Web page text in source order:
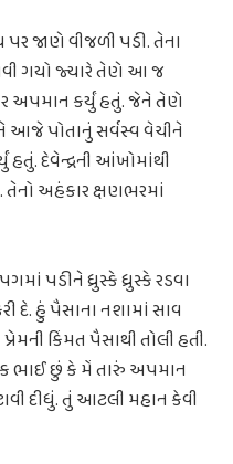
પર જાણે વીજળી પડી. તેના
ગયો જ્યારે તેણે આ જ
અપમાન કર્યું હતું. જેને તેણે
આજે પોતાનું સર્વસ્વ વેચીને
દેવેન્દ્રની આંખોમાંથી
તેનો અહંકાર ક્ષણભરમાં
પડીને ધ્રુસ્કે ધ્રુસ્કે રડવા
દે. હું પૈસાના નશામાં સાવ
કિંમત પૈસાથી તોલી હતી.
ભાઈ છું કે મેં તારું અપમાન
દીધું. તું આટલી મહાન કેવી